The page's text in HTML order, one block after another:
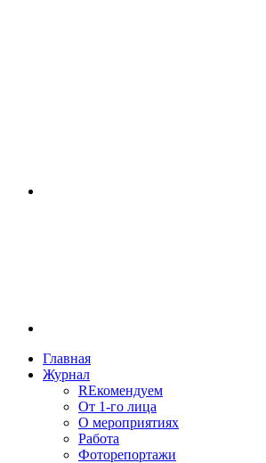
Главная
Журнал
REкомендуем
От 1-го лица
О мероприятиях
Работа
Фоторепортажи